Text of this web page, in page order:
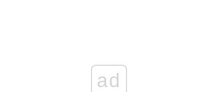
ad